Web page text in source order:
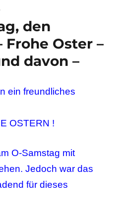
den
Frohe Oster –
davon –
ein freundliches
OSTERN !
O-Samstag mit
Jedoch war das
für dieses